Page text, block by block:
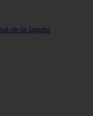
de-la-laguna